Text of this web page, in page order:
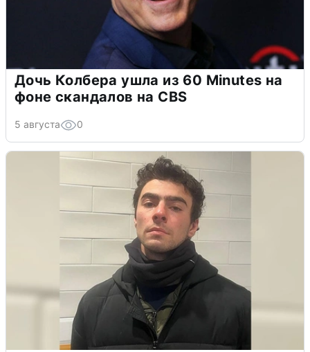
Дочь Колбера ушла из 60 Minutes на
фоне скандалов на CBS
5 августа 0